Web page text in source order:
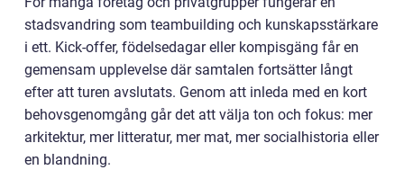
stadsvandring som teambuilding och kunskapsstärkare
i ett. Kick-offer, födelsedagar eller kompisgäng får en
gemensam upplevelse där samtalen fortsätter långt
efter att turen avslutats. Genom att inleda med en kort
behovsgenomgång går det att välja ton och fokus: mer
arkitektur, mer litteratur, mer mat, mer socialhistoria eller
en blandning.